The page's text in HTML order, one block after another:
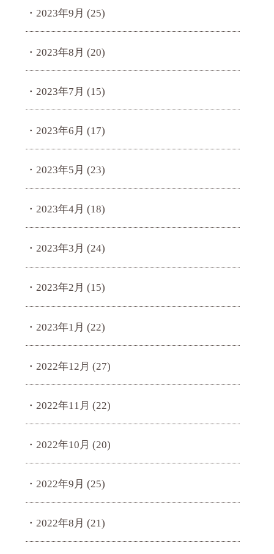
2023年9月 (25)
2023年8月 (20)
2023年7月 (15)
2023年6月 (17)
2023年5月 (23)
2023年4月 (18)
2023年3月 (24)
2023年2月 (15)
2023年1月 (22)
2022年12月 (27)
2022年11月 (22)
2022年10月 (20)
2022年9月 (25)
2022年8月 (21)